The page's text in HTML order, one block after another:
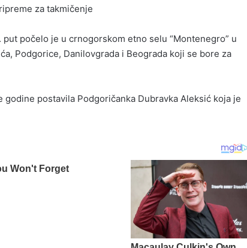
za takmičenje
počelo je u crnogorskom etno selu “Montenegro” u
Podgorice, Danilovgrada i Beograda koji se bore za
postavila Podgoričanka Dubravka Aleksić koja je